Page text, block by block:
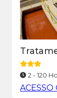
2 - 120
ACESSO